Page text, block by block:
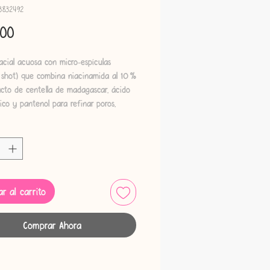
Precio
acuosa con micro‑espículas
que combina niacinamida al 10 %
de centella de madagascar, ácido
y pantenol para refinar poros,
poros y mejora el tono de la piel
barrera y calma irritaciones
ligera sin sensación pegajosa.
al carrito
Comprar Ahora